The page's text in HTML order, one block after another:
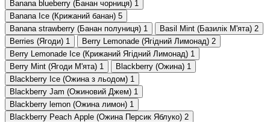
Banana blueberry (Банан чорниця) 1
Banana Ice (Крижаний банан) 5
Banana strawberry (Банан полуниця) 1 Basil Mint (Базилік М'ята) 2
Berries (Ягоди) 1 Berry Lemonade (Ягідний Лимонад) 2
Berry Lemonade Ice (Крижаний Ягідний Лимонад) 1
Berry Mint (Ягоди М'ята) 1 Blackberry (Ожина) 1
Blackberry Ice (Ожина з льодом) 1
Blackberry Jam (Ожиновий Джем) 1
Blackberry lemon (Ожина лимон) 1
Blackberry Peach Apple (Ожина Персик Яблуко) 2